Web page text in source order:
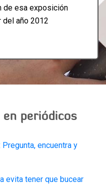
de esa exposición
del año 2012
en periódicos
Pregunta, encuentra y
evita tener que bucear